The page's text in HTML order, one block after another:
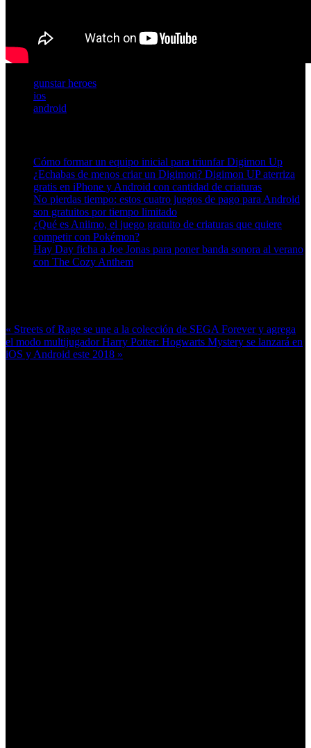
gunstar heroes
ios
android
Cómo formar un equipo inicial para triunfar Digimon Up
¿Echabas de menos criar un Digimon? Digimon UP aterriza
gratis en iPhone y Android con cantidad de criaturas
No pierdas tiempo: estos cuatro juegos de pago para Android
son gratuitos por tiempo limitado
¿Qué es Aniimo, el juego gratuito de criaturas que quiere
competir con Pokémon?
Hay Day ficha a Joe Jonas para poner banda sonora al verano
con The Cozy Anthem
« Streets of Rage se une a la colección de SEGA Forever y agrega
el modo multijugadorHarry Potter: Hogwarts Mystery se lanzará en
iOS y Android este 2018 »